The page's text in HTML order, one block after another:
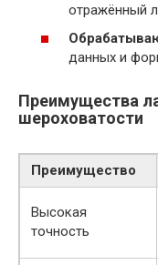
отражённый
данных и
Преимущества
шероховатости
Преимущество
Высокая
точность